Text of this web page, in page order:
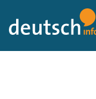
përmbajtja